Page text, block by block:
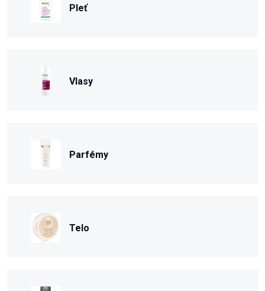
Pleť
Vlasy
Parfémy
Telo